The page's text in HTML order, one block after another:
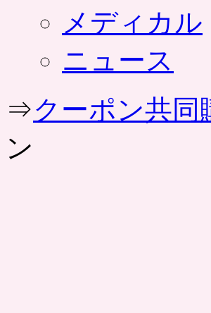
メディカル
ニュース
⇒クーポン共
ン